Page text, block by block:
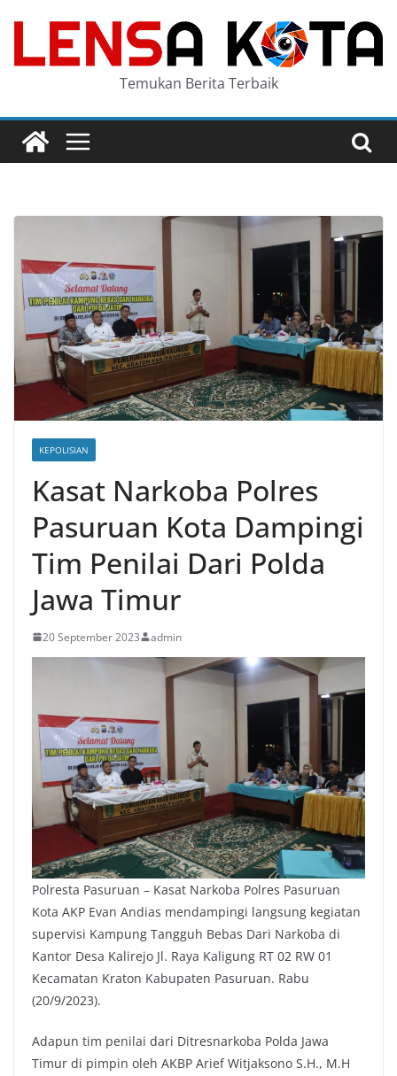
content
Temukan Berita Terbaik
KEPOLISIAN
Kasat Narkoba Polres
Pasuruan Kota Dampingi
Tim Penilai Dari Polda
Jawa Timur
20 September 2023 admin
Polresta Pasuruan – Kasat Narkoba Polres Pasuruan
Kota AKP Evan Andias mendampingi langsung kegiatan
supervisi Kampung Tangguh Bebas Dari Narkoba di
Kantor Desa Kalirejo Jl. Raya Kaligung RT 02 RW 01
Kecamatan Kraton Kabupaten Pasuruan. Rabu
(20/9/2023).
Adapun tim penilai dari Ditresnarkoba Polda Jawa
Timur di pimpin oleh AKBP Arief Witjaksono S.H., M.H